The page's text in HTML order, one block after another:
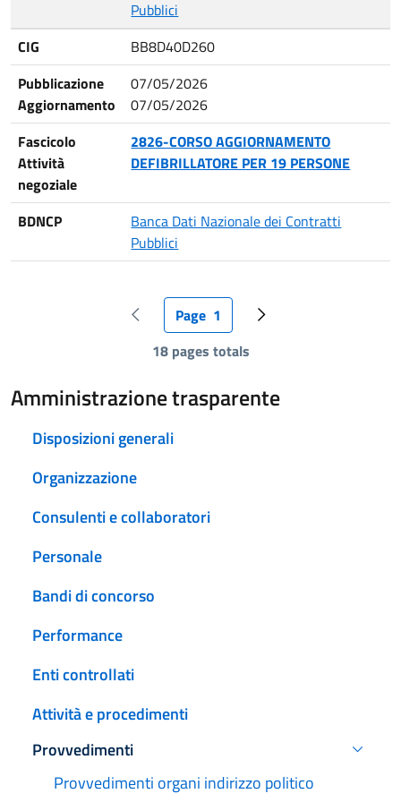
Pubblici
CIG
BB8D40D260
Pubblicazione
Aggiornamento
07/05/2026
07/05/2026
Fascicolo
Attività
negoziale
2826-CORSO AGGIORNAMENTO
DEFIBRILLATORE PER 19 PERSONE
BDNCP
Banca Dati Nazionale dei Contratti
Pubblici
Pagina precedente
Pagina attuale
Page 1
Pagina successiva
18 pages totals
Amministrazione trasparente
Disposizioni generali
Organizzazione
Consulenti e collaboratori
Personale
Bandi di concorso
Performance
Enti controllati
Attività e procedimenti
Provvedimenti
Attivo
Provvedimenti organi indirizzo politico